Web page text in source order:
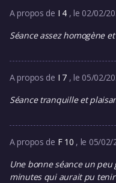
A propos de I 4 , le 02/02/
Séance assez homogène
A propos de I 7 , le 05/02/
Séance tranquille et
A propos de F 10 , le 05/02/
Une bonne séance un
minutes qui aurait pu